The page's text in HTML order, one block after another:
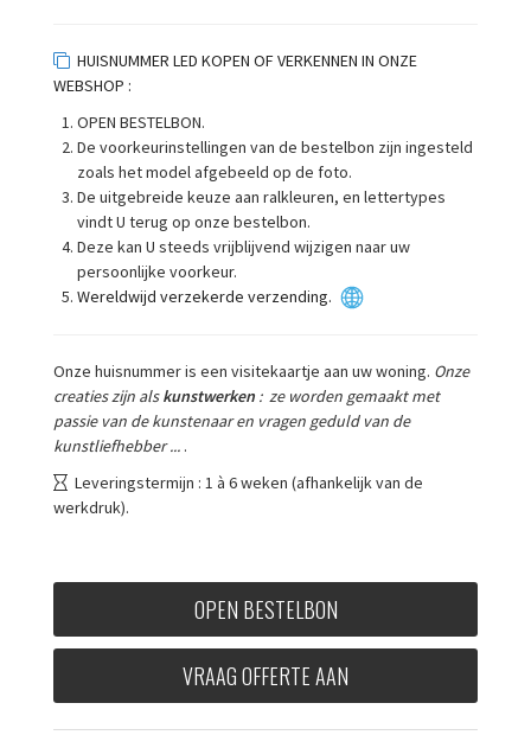
HUISNUMMER LED KOPEN OF VERKENNEN IN ONZE
WEBSHOP :
OPEN BESTELBON.
De voorkeurinstellingen van de bestelbon zijn ingesteld
zoals het model afgebeeld op de foto.
De uitgebreide keuze aan ralkleuren, en lettertypes
vindt U terug op onze bestelbon.
Deze kan U steeds vrijblijvend wijzigen naar uw
persoonlijke voorkeur.
Wereldwijd verzekerde verzending.
Onze huisnummer is een visitekaartje aan uw woning. Onze
creaties zijn alskunstwerken : ze worden gemaakt met
passie van de kunstenaar en vragen geduld van de
kunstliefhebber ... .
Leveringstermijn : 1 à 6 weken (afhankelijk van de
werkdruk).
OPEN BESTELBON
VRAAG OFFERTE AAN